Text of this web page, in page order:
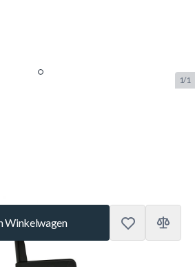
1/1
Winkelwagen